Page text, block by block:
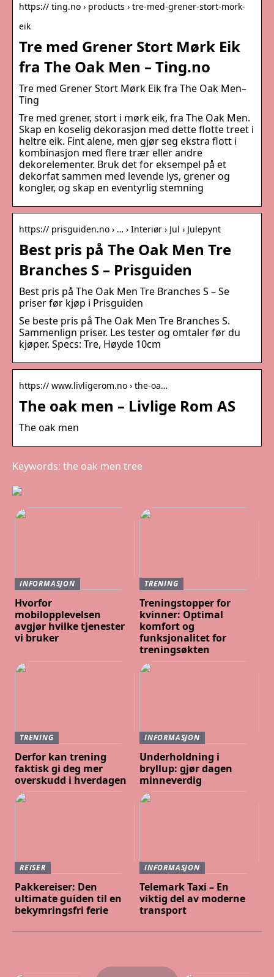
https:// ting.no › products › tre-med-grener-stort-mork-
eik
Tre med Grener Stort Mørk Eik
fra The Oak Men – Ting.no
Tre med Grener Stort Mørk Eik fra The Oak Men–
Ting
Tre med grener, stort i mørk eik, fra The Oak Men.
Skap en koselig dekorasjon med dette flotte treet i
heltre eik. Fint alene, men gjør seg ekstra flott i
kombinasjon med flere trær eller andre
dekorelementer. Bruk det for eksempel på et
dekorfat sammen med levende lys, grener og
kongler, og skap en eventyrlig stemning
https:// prisguiden.no › … › Interiør › Jul › Julepynt
Best pris på The Oak Men Tre
Branches S – Prisguiden
Best pris på The Oak Men Tre Branches S – Se
priser før kjøp i Prisguiden
Se beste pris på The Oak Men Tre Branches S.
Sammenlign priser. Les tester og omtaler før du
kjøper. Specs: Tre, Høyde 10cm
https:// www.livligerom.no › the-oa…
The oak men – Livlige Rom AS
The oak men
Keywords: the oak men tree
INFORMASJON
Hvorfor
mobilopplevelsen
avgjør hvilke tjenester
vi bruker
TRENING
Treningstopper for
kvinner: Optimal
komfort og
funksjonalitet for
treningsøkten
TRENING
Derfor kan trening
faktisk gi deg mer
overskudd i hverdagen
INFORMASJON
Underholdning i
bryllup: gjør dagen
minneverdig
REISER
Pakkereiser: Den
ultimate guiden til en
bekymringsfri ferie
INFORMASJON
Telemark Taxi – En
viktig del av moderne
transport